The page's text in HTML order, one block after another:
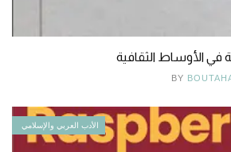
في الأوساط الثقافية
BY
الأدب العربي والإسلامي